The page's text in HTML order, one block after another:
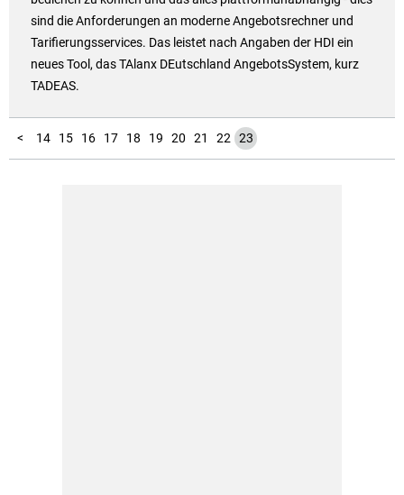
sind die Anforderungen an moderne Angebotsrechner und
Tarifierungsservices. Das leistet nach Angaben der HDI ein
neues Tool, das TAlanx DEutschland AngebotsSystem, kurz
TADEAS.
<
1
2
3
4
5
6
7
8
9
10
11
12
13 14 15 16 17 18 19 20 21 22 23